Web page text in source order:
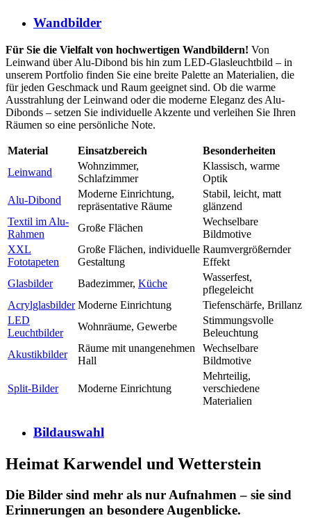
Wandbilder
Für Sie die Vielfalt von hochwertigen Wandbildern! Von
Leinwand über Alu-Dibond bis hin zum LED-Glasleuchtbild – in
unserem Portfolio finden Sie eine breite Palette an Materialien, die
für jeden Geschmack und Raum geeignet sind. Ob die warme
Ausstrahlung der Leinwand oder die moderne Eleganz des Alu-
Dibonds – setzen Sie individuelle Akzente und verleihen Sie Ihren
Räumen so eine persönliche Note.
Material Einsatzbereich
Besonderheiten
Leinwand
Wohnzimmer,
Schlafzimmer
Klassisch, warme
Optik
Alu-Dibond
Moderne Einrichtung,
repräsentative Räume
Stabil, leicht, matt
glänzend
Textil im Alu-
Rahmen
Große Flächen
Wechselbare
Bildmotive
XXL
Fototapeten
Große Flächen, individuelle
Gestaltung
Raumvergrößernder
Effekt
Glasbilder
Badezimmer, Küche
Wasserfest,
pflegeleicht
Acrylglasbilder Moderne Einrichtung
Tiefenschärfe, Brillanz
LED
Leuchtbilder
Wohnräume, Gewerbe
Stimmungsvolle
Beleuchtung
Akustikbilder
Räume mit unangenehmen
Hall
Wechselbare
Bildmotive
Split-Bilder Moderne Einrichtung
Mehrteilig,
verschiedene
Materialien
Bildauswahl
Heimat Karwendel und Wetterstein
Die Bilder sind mehr als nur Aufnahmen – sie sind
Erinnerungen an besondere Augenblicke.